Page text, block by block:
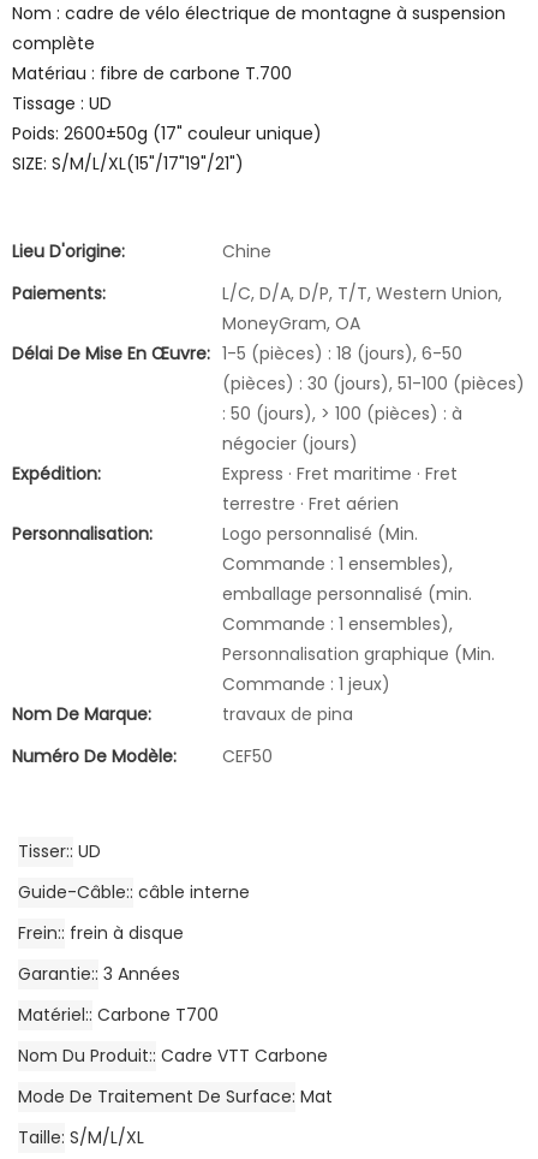
Nom : cadre de vélo électrique de montagne à suspension
complète
Matériau : fibre de carbone T.700
Tissage : UD
Poids: 2600±50g (17" couleur unique)
SIZE: S/M/L/XL(15"/17"19"/21")
Lieu D'origine:
Chine
Paiements:
L/C, D/A, D/P, T/T, Western Union,
MoneyGram, OA
Délai De Mise En Œuvre: 1-5 (pièces) : 18 (jours), 6-50
(pièces) : 30 (jours), 51-100 (pièces)
: 50 (jours), > 100 (pièces) : à
négocier (jours)
Expédition:
Express · Fret maritime · Fret
terrestre · Fret aérien
Personnalisation:
Logo personnalisé (Min.
Commande : 1 ensembles),
emballage personnalisé (min.
Commande : 1 ensembles),
Personnalisation graphique (Min.
Commande : 1 jeux)
Nom De Marque:
travaux de pina
Numéro De Modèle:
CEF50
Tisser: UD
Guide-Câble: câble interne
Frein: frein à disque
Garantie: 3 Années
Matériel: Carbone T700
Nom Du Produit: Cadre VTT Carbone
Mode De Traitement De Surface Mat
Taille S/M/L/XL